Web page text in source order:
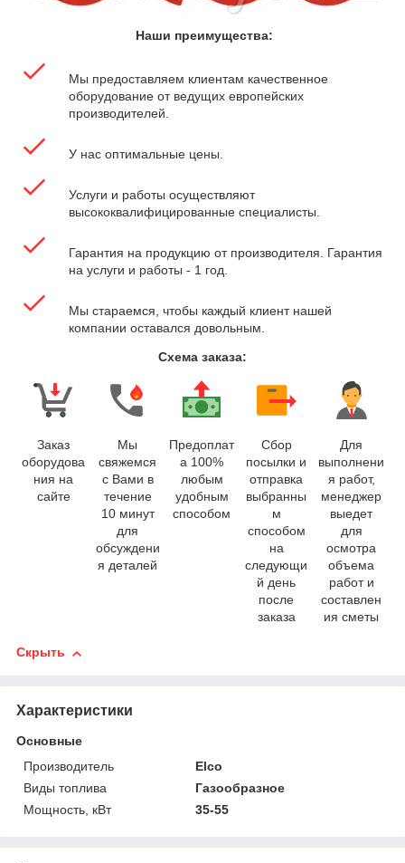
Наши преимущества:
Мы предоставляем клиентам качественное
оборудование от ведущих европейских
производителей.
У нас оптимальные цены.
Услуги и работы осуществляют
высококвалифицированные специалисты.
Гарантия на продукцию от производителя. Гарантия
на услуги и работы - 1 год.
Мы стараемся, чтобы каждый клиент нашей
компании оставался довольным.
Схема заказа:
Заказ
оборудова
ния на
сайте
Мы
свяжемся
с Вами в
течение
10 минут
для
обсуждени
я деталей
Предоплат
а 100%
любым
удобным
способом
Сбор
посылки и
отправка
выбранны
м
способом
на
следующи
й день
после
заказа
Для
выполнени
я работ,
менеджер
выедет
для
осмотра
объема
работ и
составлен
ия сметы
Скрыть
Характеристики
Основные
Производитель
Elco
Виды топлива
Газообразное
Мощность, кВт
35-55